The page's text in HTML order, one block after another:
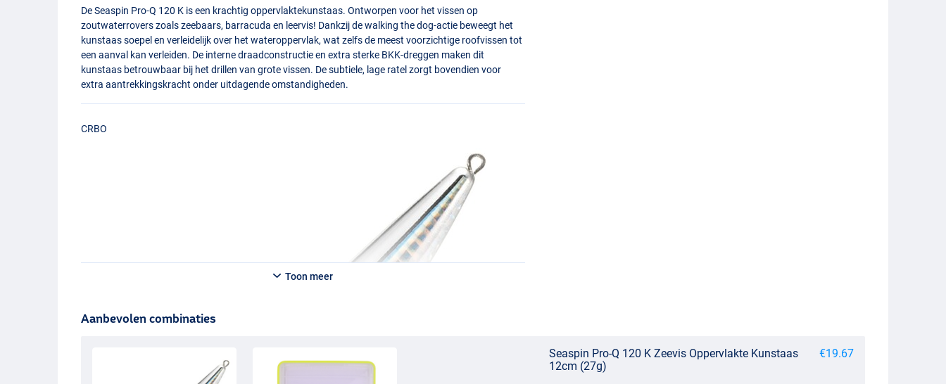
De Seaspin Pro-Q 120 K is een krachtig oppervlaktekunstaas. Ontworpen voor het vissen op
zoutwaterrovers zoals zeebaars, barracuda en leervis! Dankzij de walking the dog-actie beweegt het
kunstaas soepel en verleidelijk over het wateroppervlak, wat zelfs de meest voorzichtige roofvissen tot
een aanval kan verleiden. De interne draadconstructie en extra sterke BKK-dreggen maken dit
kunstaas betrouwbaar bij het drillen van grote vissen. De subtiele, lage ratel zorgt bovendien voor
extra aantrekkingskracht onder uitdagende omstandigheden.
CRBO
Toon meer
Aanbevolen combinaties
Seaspin Pro-Q 120 K Zeevis Oppervlakte Kunstaas
12cm (27g)
€19.67